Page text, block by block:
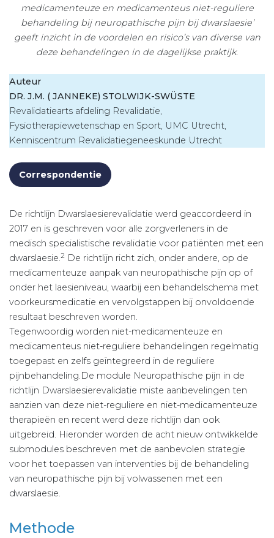
medicamenteuze en medicamenteus niet-reguliere
behandeling bij neuropathische pijn bij dwarslaesie’
geeft inzicht in de voordelen en risico’s van diverse van
deze behandelingen in de dagelijkse praktijk.
Auteur
DR. J.M. ( JANNEKE) STOLWIJK-SWÜSTE
Revalidatiearts afdeling Revalidatie,
Fysiotherapiewetenschap en Sport, UMC Utrecht,
Kenniscentrum Revalidatiegeneeskunde Utrecht
Correspondentie
De richtlijn Dwarslaesierevalidatie werd geaccordeerd in
2017 en is geschreven voor alle zorgverleners in de
medisch specialistische revalidatie voor patiënten met een
dwarslaesie.2 De richtlijn richt zich, onder andere, op de
medicamenteuze aanpak van neuropathische pijn op of
onder het laesieniveau, waarbij een behandelschema met
voorkeursmedicatie en vervolgstappen bij onvoldoende
resultaat beschreven worden.
Tegenwoordig worden niet-medicamenteuze en
medicamenteus niet-reguliere behandelingen regelmatig
toegepast en zelfs geïntegreerd in de reguliere
pijnbehandeling.De module Neuropathische pijn in de
richtlijn Dwarslaesierevalidatie miste aanbevelingen ten
aanzien van deze niet-reguliere en niet-medicamenteuze
therapieën en recent werd deze richtlijn dan ook
uitgebreid. Hieronder worden de acht nieuw ontwikkelde
submodules beschreven met de aanbevolen strategie
voor het toepassen van interventies bij de behandeling
van neuropathische pijn bij volwassenen met een
dwarslaesie.
Methode